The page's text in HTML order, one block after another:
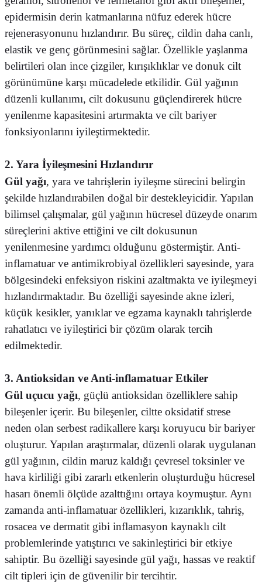
epidermisin derin katmanlarına nüfuz ederek hücre
rejenerasyonunu hızlandırır. Bu süreç, cildin daha canlı,
elastik ve genç görünmesini sağlar. Özellikle yaşlanma
belirtileri olan ince çizgiler, kırışıklıklar ve donuk cilt
görünümüne karşı mücadelede etkilidir. Gül yağının
düzenli kullanımı, cilt dokusunu güçlendirerek hücre
yenilenme kapasitesini artırmakta ve cilt bariyer
fonksiyonlarını iyileştirmektedir.
2. Yara İyileşmesini Hızlandırır
Gül yağı, yara ve tahrişlerin iyileşme sürecini belirgin
şekilde hızlandırabilen doğal bir destekleyicidir. Yapılan
bilimsel çalışmalar, gül yağının hücresel düzeyde onarım
süreçlerini aktive ettiğini ve cilt dokusunun
yenilenmesine yardımcı olduğunu göstermiştir. Anti-
inflamatuar ve antimikrobiyal özellikleri sayesinde, yara
bölgesindeki enfeksiyon riskini azaltmakta ve iyileşmeyi
hızlandırmaktadır. Bu özelliği sayesinde akne izleri,
küçük kesikler, yanıklar ve egzama kaynaklı tahrişlerde
rahatlatıcı ve iyileştirici bir çözüm olarak tercih
edilmektedir.
3. Antioksidan ve Anti-inflamatuar Etkiler
Gül uçucu yağı, güçlü antioksidan özelliklere sahip
bileşenler içerir. Bu bileşenler, ciltte oksidatif strese
neden olan serbest radikallere karşı koruyucu bir bariyer
oluşturur. Yapılan araştırmalar, düzenli olarak uygulanan
gül yağının, cildin maruz kaldığı çevresel toksinler ve
hava kirliliği gibi zararlı etkenlerin oluşturduğu hücresel
hasarı önemli ölçüde azalttığını ortaya koymuştur. Aynı
zamanda anti-inflamatuar özellikleri, kızarıklık, tahriş,
rosacea ve dermatit gibi inflamasyon kaynaklı cilt
problemlerinde yatıştırıcı ve sakinleştirici bir etkiye
sahiptir. Bu özelliği sayesinde gül yağı, hassas ve reaktif
cilt tipleri için de güvenilir bir tercihtir.